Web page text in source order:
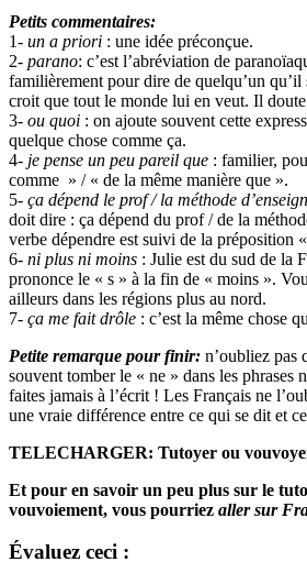
Petits commentaires:
1- un a priori : une idée préconçue.
2- parano: c’est l’abréviation de
familièrement pour dire de quelqu’un qu’il
croit que tout le monde lui en veut. Il
3- ou quoi : on ajoute souvent cette
quelque chose comme ça.
4- je pense un peu pareil que : familier,
comme » / « de la même manière que ».
5- ça dépend le prof / la méthode
doit dire : ça dépend du prof / de la
verbe dépendre est suivi de la préposition
6- ni plus ni moins : Julie est du sud de la
prononce le « s » à la fin de « moins ».
ailleurs dans les régions plus au nord.
7- ça me fait drôle : c’est la même chose
Petite remarque pour finir: n’oubliez pas
souvent tomber le « ne » dans les phrases
faites jamais à l’écrit ! Les Français ne
une vraie différence entre ce qui se dit et
TELECHARGER: Tutoyer ou
Et pour en savoir un peu plus sur le
vouvoiement, vous pourriez aller sur
Évaluez ceci :